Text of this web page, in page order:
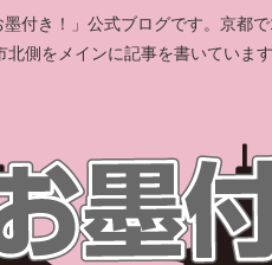
付き！」公式ブログです。京都
側をメインに記事を書いています